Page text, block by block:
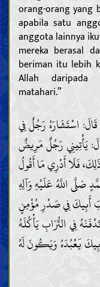
orang-orang yang
apabila satu
anggota lainnya
mereka berasal
beriman itu lebih
Allah daripada
matahari.”
قَالَ: اسْتَشَارَهُ رَجُلٌ فِي
يَأْتِينِي رَجُلٌ مَرِيضٌ
فَلَا أَدْرِي مَا أَقُولُ
صَلَّى اللَّهُ عَلَيْهِ وَآلِهِ
أَبِيكَ فِي صَدْرِ مُؤْمِنٍ
فِي التُّرَابِ يَأْكُلَهُ
يَعْبُدَهُ وَيَكُونَ لَهُ